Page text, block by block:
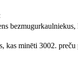
kas minēti 3002. preču